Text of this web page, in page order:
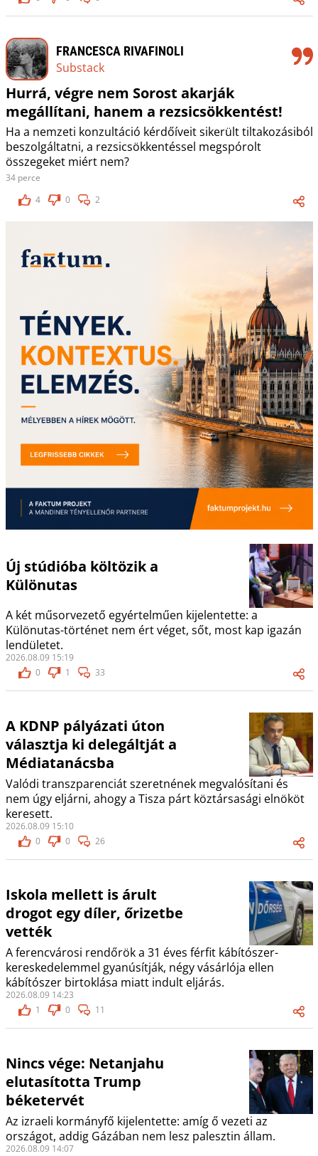
FRANCESCA RIVAFINOLI
Substack
Hurrá, végre nem Sorost akarják
megállítani, hanem a rezsicsökkentést!
Ha a nemzeti konzultáció kérdőíveit sikerült tiltakozásiból
beszolgáltatni, a rezsicsökkentéssel megspórolt
összegeket miért nem?
34 perce
4
0 2
Új stúdióba költözik a
Különutas
A két műsorvezető egyértelműen kijelentette: a
Különutas-történet nem ért véget, sőt, most kap igazán
lendületet.
2026.08.09 15:19
0
1 33
A KDNP pályázati úton
választja ki delegáltját a
Médiatanácsba
Valódi transzparenciát szeretnének megvalósítani és
nem úgy eljárni, ahogy a Tisza párt köztársasági elnököt
keresett.
2026.08.09 15:10
0
0 26
Iskola mellett is árult
drogot egy díler, őrizetbe
vették
A ferencvárosi rendőrök a 31 éves férfit kábítószer-
kereskedelemmel gyanúsítják, négy vásárlója ellen
kábítószer birtoklása miatt indult eljárás.
2026.08.09 14:23
1
0 11
Nincs vége: Netanjahu
elutasította Trump
béketervét
Az izraeli kormányfő kijelentette: amíg ő vezeti az
országot, addig Gázában nem lesz palesztin állam.
2026.08.09 14:07